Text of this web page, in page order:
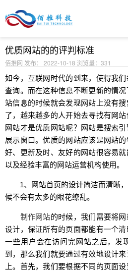
优质网站的的评判标准
佰推网 发布： 2022-10-18 浏览量：331
如今，互联网时代的到来，使得我
查询。而在这种信息不断更新的情
站信息的时候就会发现网站上没有
了，越来越多的人开始去寻找有网
网站才是优质网站呢？网站是搜索
展示窗口。优质的网站应该是网站
好、更新及时、友好的网站很容易
以及经验丰富的网站运营机构使用。
1、网站首页的设计简洁而清晰，
候不会有太多的眼花缭乱。
制作网站的时候，我们需要将
设计，保证所有的页面都能有一个
一些用户会在访问完网站之后，发
到，那么我们就要通过有效地设计
上。首先，我们要根据不同的页面